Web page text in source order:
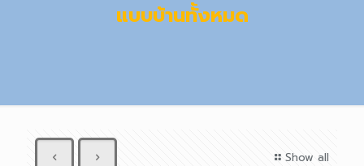
แบบบ้านทั้งหมด
Show all